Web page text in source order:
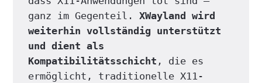
ganz im Gegenteil. XWayland wird
weiterhin vollständig unterstützt
und dient als
Kompatibilitätsschicht , die es
ermöglicht, traditionelle X11-